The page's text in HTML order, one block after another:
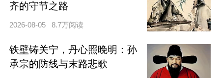
齐的守节之路
2026-08-05 8.7万阅读
铁壁铸关宁，丹心照晚明：孙
承宗的防线与末路悲歌